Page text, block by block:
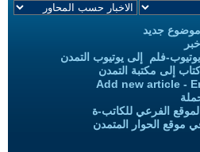
موضوع جديد
فلم إلى يوتيوب التمدن
إلى مكتبة التمدن
Add new article -
الفرعي للكاتب-ة
موقع الحوار المتمدن